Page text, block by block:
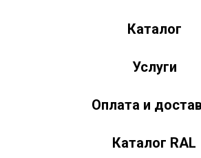
Каталог
Услуги
Оплата и
Каталог RAL